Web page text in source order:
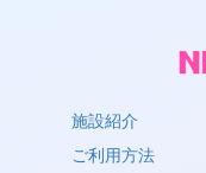
施設紹介
ご利用方法